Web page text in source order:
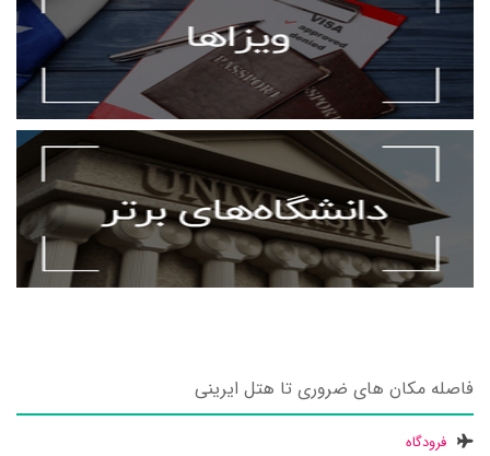
فاصله مکان های ضروری تا هتل ایرینی
فرودگاه